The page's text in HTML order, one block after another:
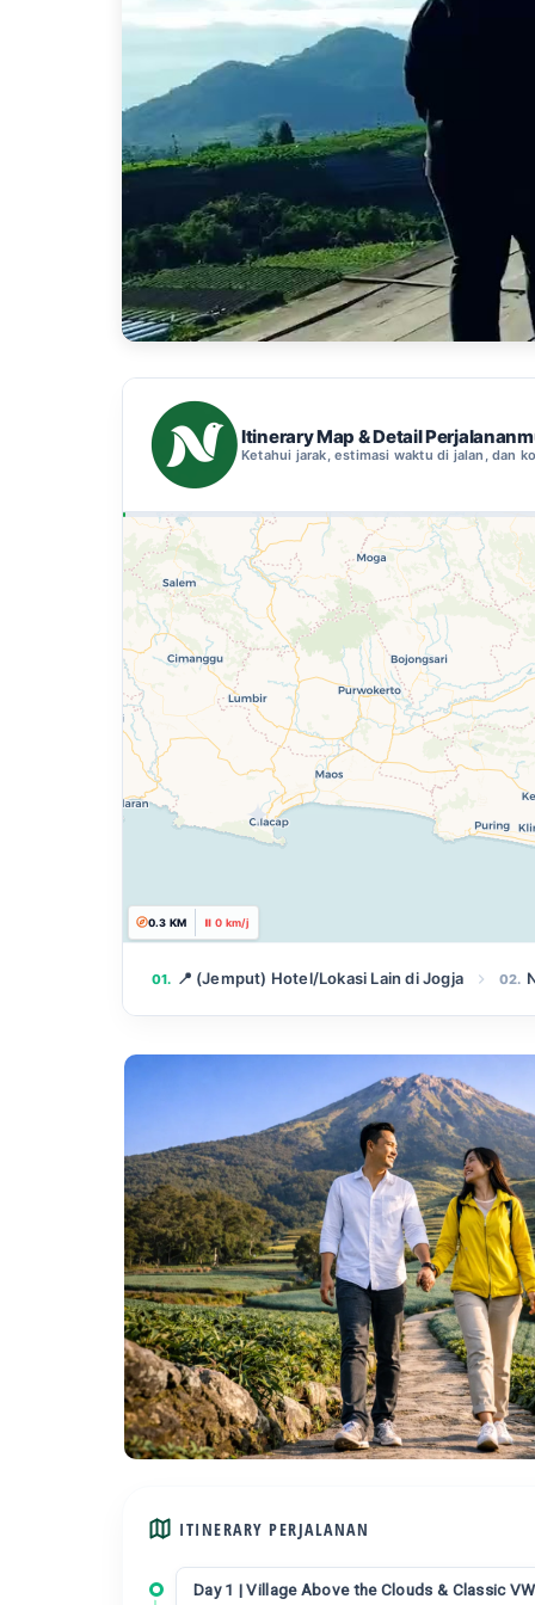
Itinerary Map & Detail
Ketahui jarak, estimasi waktu di jalan, dan
5.8 KM ⚡ 62 km/j
01. 📍 (Jemput) Hotel/Lokasi Lain di Jogja 02.
ITINERARY PERJALANAN
Day 1 | Village Above the Clouds & Classic